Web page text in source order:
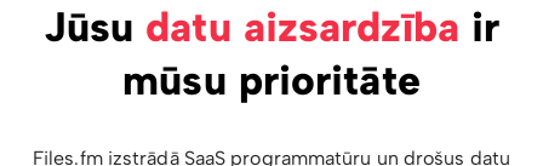
Jūsu datu aizsardzība ir
mūsu prioritāte
Files.fm izstrādā SaaS programmatūru un drošus datu